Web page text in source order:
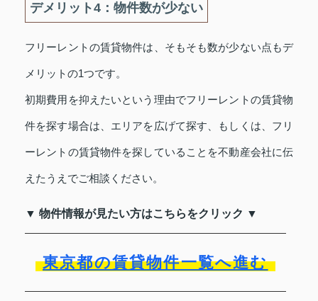
デメリット4：物件数が少ない
フリーレントの賃貸物件は、そもそも数が少ない点もデ
メリットの1つです。
初期費用を抑えたいという理由でフリーレントの賃貸物
件を探す場合は、エリアを広げて探す、もしくは、フリ
ーレントの賃貸物件を探していることを不動産会社に伝
えたうえでご相談ください。
▼ 物件情報が見たい方はこちらをクリック ▼
東京都の賃貸物件一覧へ進む